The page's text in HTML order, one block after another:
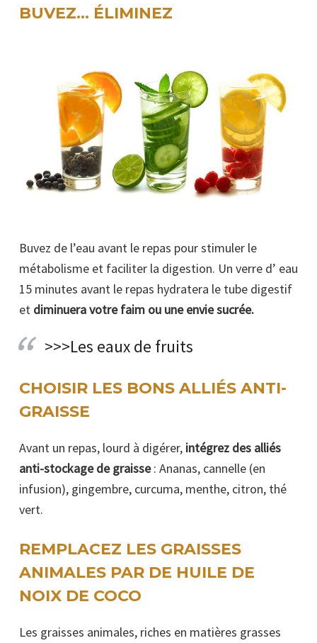
BUVEZ… ÉLIMINEZ
Buvez de l’eau avant le repas pour stimuler le
métabolisme et faciliter la digestion. Un verre d’ eau
15 minutes avant le repas hydratera le tube digestif
et diminuera votre faim ou une envie sucrée.
>>>Les eaux de fruits
CHOISIR LES BONS ALLIÉS ANTI-
GRAISSE
Avant un repas, lourd à digérer, intégrez des alliés
anti-stockage de graisse: Ananas, cannelle (en
infusion), gingembre, curcuma, menthe, citron, thé
vert.
REMPLACEZ LES GRAISSES
ANIMALES PAR DE HUILE DE
NOIX DE COCO
Les graisses animales, riches en matières grasses